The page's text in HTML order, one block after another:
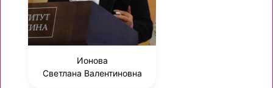
Ионова
Светлана Валентиновна